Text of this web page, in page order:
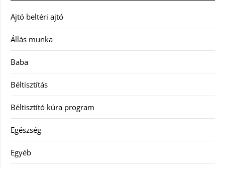
Ajtó beltéri ajtó
Állás munka
Baba
Béltisztítás
Béltisztító kúra program
Egészség
Egyéb